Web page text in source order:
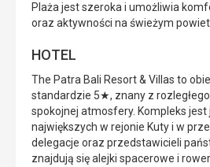
Plaża jest szeroka i umożliwia
oraz aktywności na świeżym
HOTEL
The Patra Bali Resort & Villas to
standardzie 5★, znany z
spokojnej atmosfery. Kompleks jest
największych w rejonie Kuty i w
delegacje oraz przedstawicieli
znajdują się alejki spacerowe i